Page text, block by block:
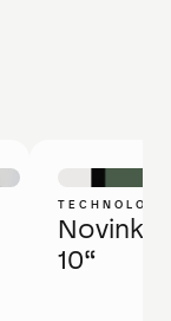
Novinka:
10“